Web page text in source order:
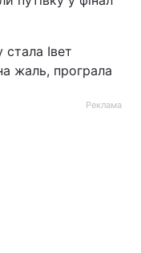
Івет
жаль, програла
Реклама